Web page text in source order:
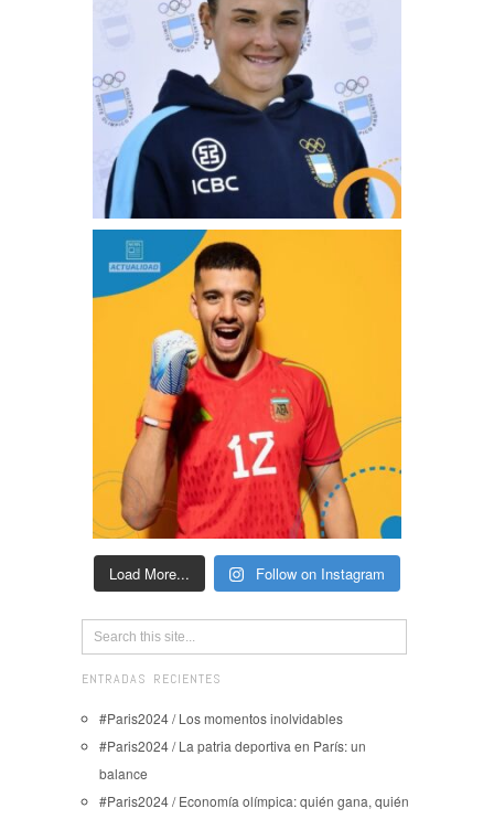
Load More... Follow on Instagram
ENTRADAS RECIENTES
#Paris2024 / Los momentos inolvidables
#Paris2024 / La patria deportiva en París: un
balance
#Paris2024 / Economía olímpica: quién gana, quién